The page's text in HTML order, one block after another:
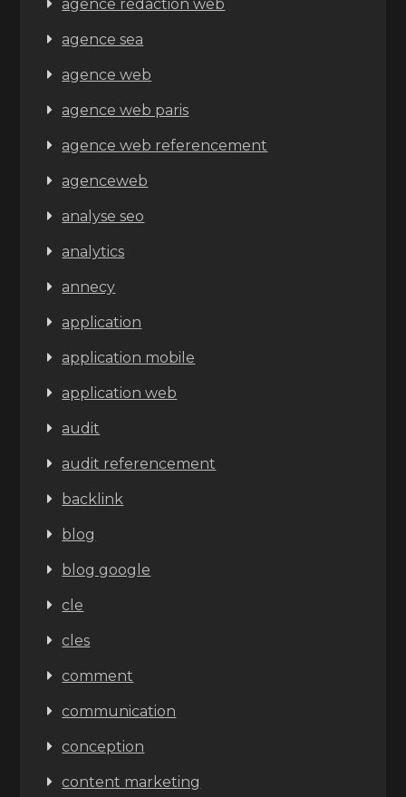
agence rédaction web
agence sea
agence web
agence web paris
agence web referencement
agenceweb
analyse seo
analytics
annecy
application
application mobile
application web
audit
audit referencement
backlink
blog
blog google
cle
cles
comment
communication
conception
content marketing